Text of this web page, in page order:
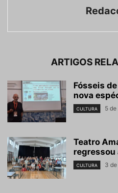
ARTIGOS
Fósseis
nova
CULTURA 5
Teatro
regressou
CULTURA 3